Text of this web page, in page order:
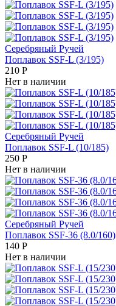
Серебряный Ручей
Поплавок SSF-L (3/195)
210 Р
Нет в наличии
Серебряный Ручей
Поплавок SSF-L (10/185)
250 Р
Нет в наличии
Серебряный Ручей
Поплавок SSF-36 (8.0/160)
140 Р
Нет в наличии